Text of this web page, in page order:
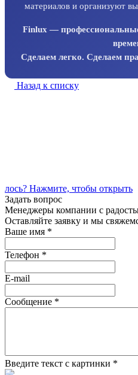
материалов и организуют
Finlux —
Сделаем легко. Сделаем
Назад к списку
лось? Нажмите, чтобы открыть
Задать вопрос
Менеджеры компании с
Оставляйте заявку и мы
Ваше имя *
Телефон *
E-mail
Сообщение *
Введите текст с картинки *